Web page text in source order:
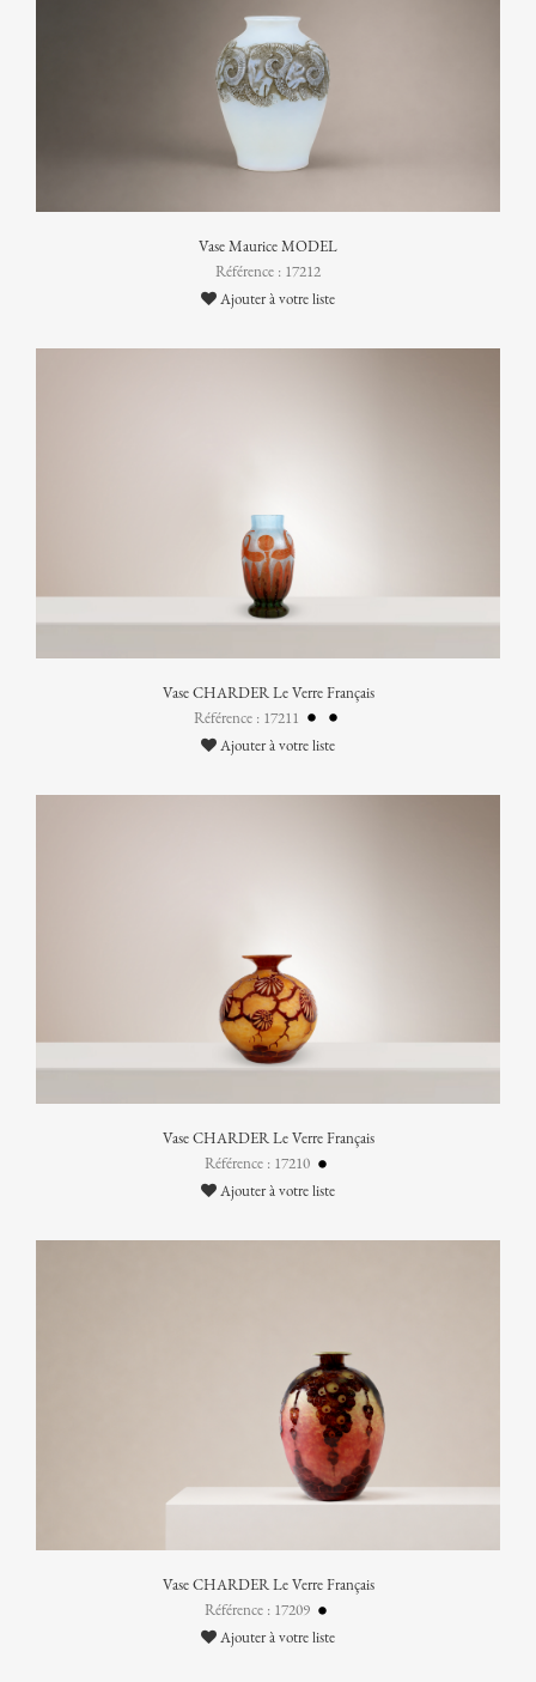
Vase Maurice MODEL
Référence : 17212
Ajouter à votre liste
Vase CHARDER Le Verre Français
Référence : 17211
Ajouter à votre liste
Vase CHARDER Le Verre Français
Référence : 17210
Ajouter à votre liste
Vase CHARDER Le Verre Français
Référence : 17209
Ajouter à votre liste